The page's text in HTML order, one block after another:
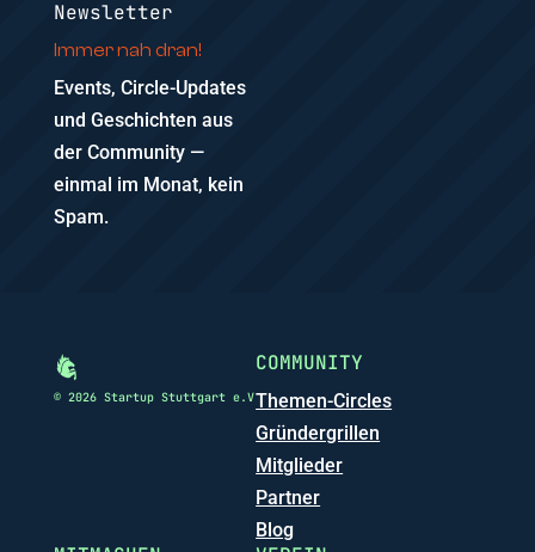
Newsletter
Immer nah dran!
Events, Circle-Updates
und Geschichten aus
der Community —
einmal im Monat, kein
Spam.
© 2026 Startup Stuttgart e.V
COMMUNITY
Themen-Circles
Gründergrillen
Mitglieder
Partner
Blog